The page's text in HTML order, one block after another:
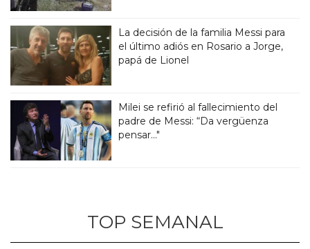
La decisión de la familia Messi para
el último adiós en Rosario a Jorge,
papá de Lionel
Milei se refirió al fallecimiento del
padre de Messi: “Da vergüenza
pensar..."
TOP SEMANAL